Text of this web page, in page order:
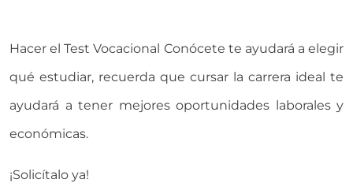
Hacer el Test Vocacional Conócete te ayudará a elegir
qué estudiar, recuerda que cursar la carrera ideal te
ayudará a tener mejores oportunidades laborales y
económicas.
¡Solicítalo ya!